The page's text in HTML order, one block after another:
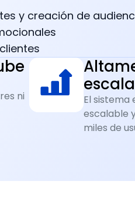
y creación de
ni
El sistema
escalable
miles de